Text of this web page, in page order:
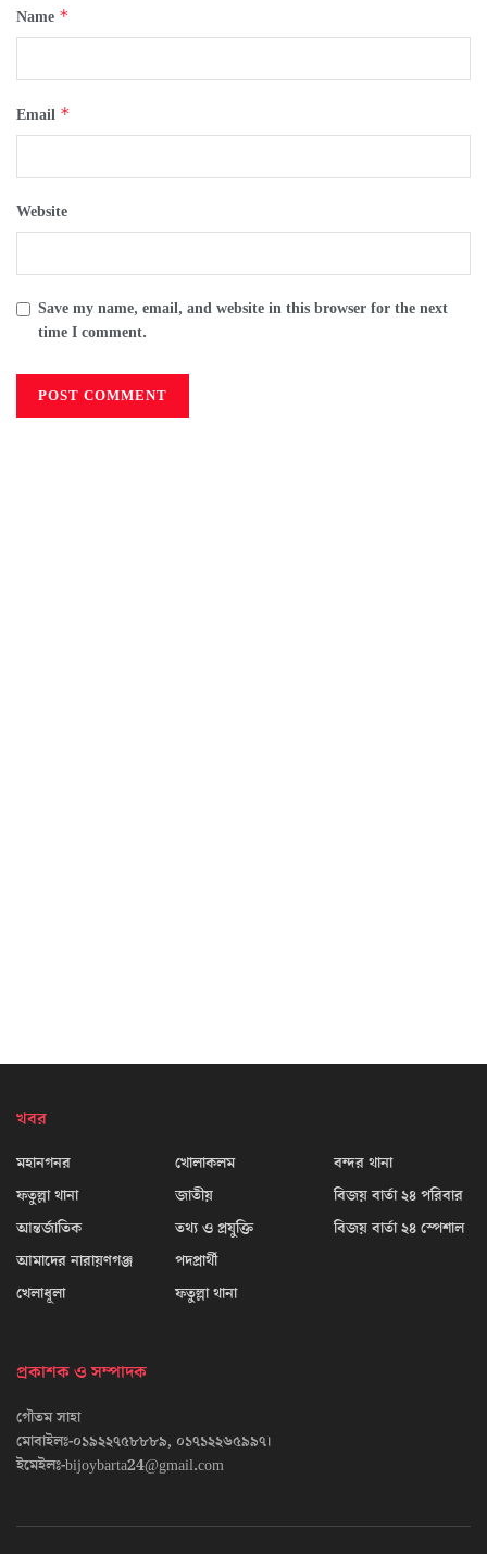
Name *
Email *
Website
Save my name, email, and website in this browser for the next
time I comment.
খবর
মহানগনর
ফতুল্লা থানা
আন্তর্জাতিক
আমাদের নারায়ণগঞ্জ
খেলাধূলা
খোলাকলম
জাতীয়
তথ্য ও প্রযুক্তি
পদপ্রার্থী
ফতুল্লা থানা
বন্দর থানা
বিজয় বার্তা ২৪ পরিবার
বিজয় বার্তা ২৪ স্পেশাল
প্রকাশক ও সম্পাদক
গৌতম সাহা
মোবাইলঃ-০১৯২২৭৫৮৮৮৯, ০১৭১২২৬৫৯৯৭।
ইমেইলঃ-bijoybarta24@gmail.com